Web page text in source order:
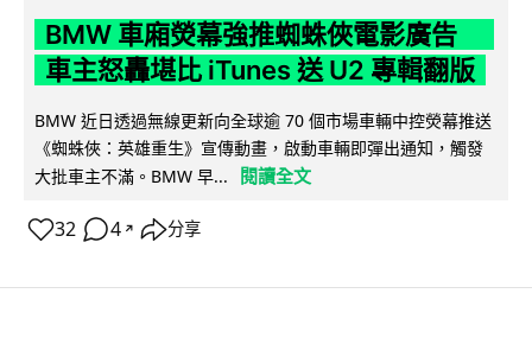
BMW 車廂熒幕強推蜘蛛俠電影廣告
車主怒轟堪比 iTunes 送 U2 專輯翻版
BMW 近日透過無線更新向全球逾 70 個市場車輛中控熒幕推送
《蜘蛛俠：英雄重生》宣傳動畫，啟動車輛即彈出通知，觸發
大批車主不滿。BMW 早...
閱讀全文
32 4 ↗ 分享